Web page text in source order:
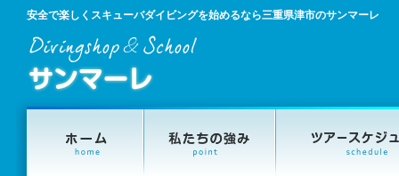
安全で楽しくスキューバダイビングを始めるなら三重県津市のサンマーレ